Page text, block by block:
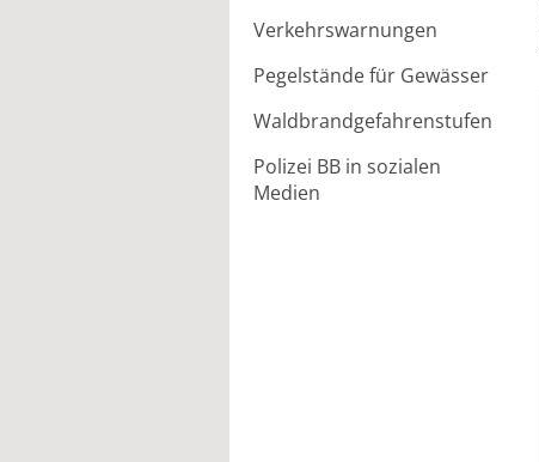
Verkehrswarnungen
Pegelstände für Gewässer
Waldbrandgefahrenstufen
Polizei BB in sozialen
Medien